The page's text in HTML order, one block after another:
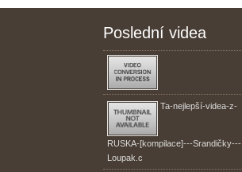
Poslední videa
Ta-nejlepší-videa-z-
RUSKA-[kompilace]---Srandičky---
Loupak.c